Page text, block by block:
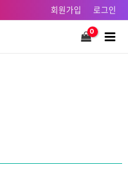
회원가입 로그인
Main